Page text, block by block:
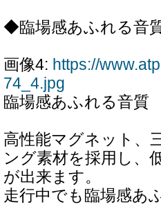
◆臨場感あふれる音
画像4: https://
74_4.jpg
臨場感あふれる音質
高性能マグネット、
ング素材を採用し、
が出来ます。
走行中でも臨場感あ